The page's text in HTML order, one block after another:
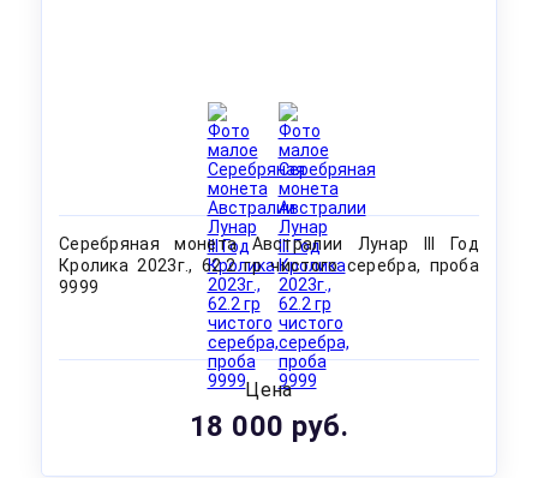
Серебряная монета Австралии Лунар III Год
Кролика 2023г., 62.2 гр чистого серебра, проба
9999
Цена
18 000 руб.